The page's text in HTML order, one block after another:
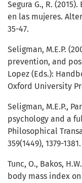
Segura G., R.
en las mujeres.
35-47.
Seligman, M.E.P.
prevention, and
Lopez (Eds.):
Oxford University
Seligman, M.E.P.,
psychology and a
Philosophical
359(1449), 1379-1381.
Tunc, O., Bakos,
body mass index